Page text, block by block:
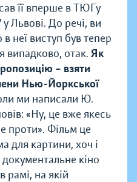
її вперше в ТЮГу
Львові. До речі, ви
неї виступ був тепер
випадково, отак. Як
– взяти
Нью-Йоркської
ми написали Ю.
«Ну, це вже якесь
проти». Фільм це
для картини, хоч і
кіно
рамі, на якій